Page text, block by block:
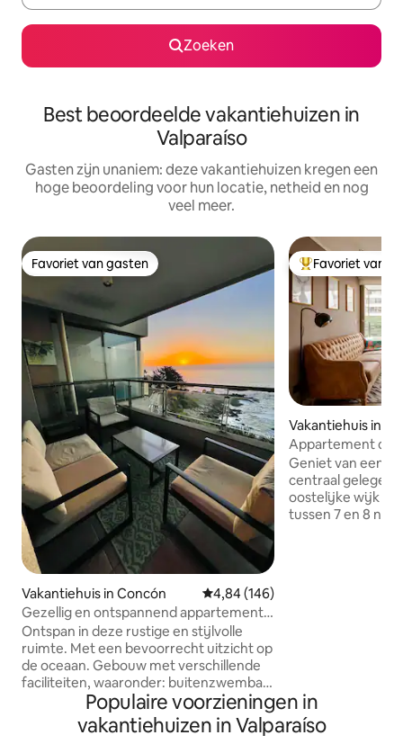
Zoeken
Best beoordeelde vakantiehuizen in
Valparaíso
Gasten zijn unaniem: deze vakantiehuizen kregen een
hoge beoordeling voor hun locatie, netheid en nog
veel meer.
Favoriet van gasten
Favoriet van gasten
Vakantiehuis in Concón Gemiddelde beoordeling van
4,84 (146)
Gezellig en ontspannend appartement
in Concon.
Ontspan in deze rustige en stijlvolle
ruimte. Met een bevoorrecht uitzicht op
de oceaan. Gebouw met verschillende
faciliteiten, waaronder: buitenzwembad,
verwarmd binnenzwembad, sauna,
zwembadkamer, cafetaria, onder
andere. Ontspan als je slaapt met het
Topfavoriet van
Favoriet van
Vakantiehuis in
Appartement
Viña
Geniet van een
centraal gelegen
oostelijke wijk
tussen 7 en 8 noord. Volledig
Populaire voorzieningen in
vakantiehuizen in Valparaíso